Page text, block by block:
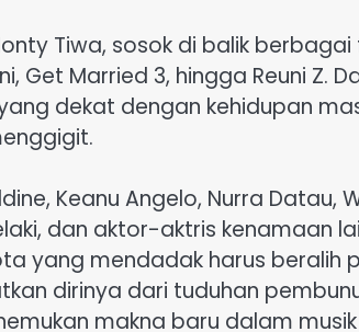
Tiwa, sosok di balik
Get Married 3, hingga Reuni Z.
dekat dengan kehidupan
Keanu Angelo, Nurra Datau,
dan aktor-aktris kenamaan
yang mendadak harus beralih
dirinya dari tuduhan
makna baru dalam